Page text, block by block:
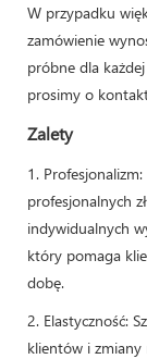
W przypadku
zamówienie
próbne dla
prosimy o
Zalety
1.
profesjonalnych
indywidualnych
który pomaga
dobę.
2. Elastyczność:
klientów i zmiany